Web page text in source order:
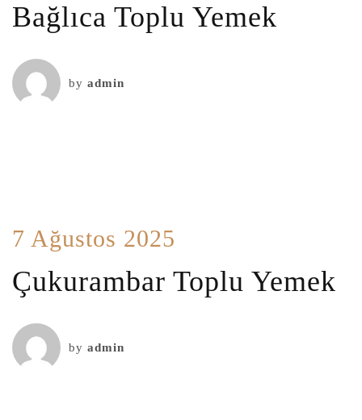
Bağlıca Toplu Yemek
by admin
7 Ağustos 2025
Çukurambar Toplu Yemek
by admin